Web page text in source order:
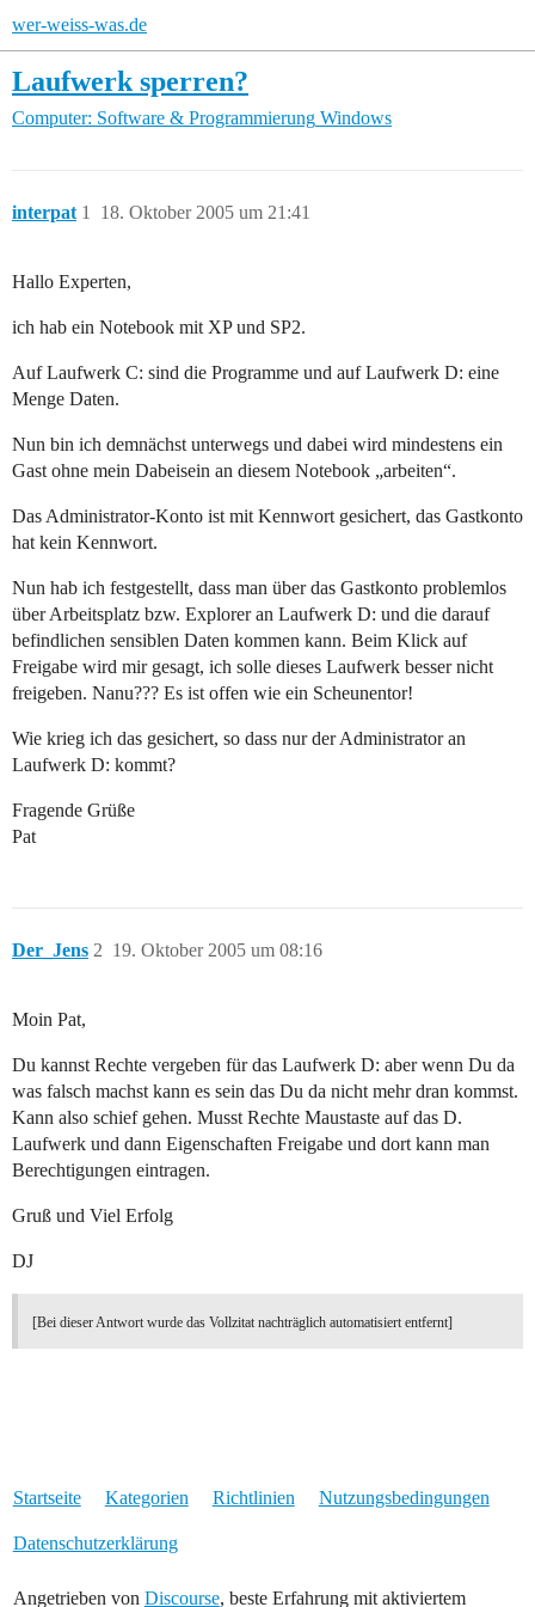
wer-weiss-was.de
Laufwerk sperren?
Computer: Software & Programmierung Windows
interpat 18. Oktober 2005 um 21:41
1
Hallo Experten,
ich hab ein Notebook mit XP und SP2.
Auf Laufwerk C: sind die Programme und auf Laufwerk D: eine
Menge Daten.
Nun bin ich demnächst unterwegs und dabei wird mindestens ein
Gast ohne mein Dabeisein an diesem Notebook „arbeiten“.
Das Administrator-Konto ist mit Kennwort gesichert, das Gastkonto
hat kein Kennwort.
Nun hab ich festgestellt, dass man über das Gastkonto problemlos
über Arbeitsplatz bzw. Explorer an Laufwerk D: und die darauf
befindlichen sensiblen Daten kommen kann. Beim Klick auf
Freigabe wird mir gesagt, ich solle dieses Laufwerk besser nicht
freigeben. Nanu??? Es ist offen wie ein Scheunentor!
Wie krieg ich das gesichert, so dass nur der Administrator an
Laufwerk D: kommt?
Fragende Grüße
Pat
Der_Jens 19. Oktober 2005 um 08:16
2
Moin Pat,
Du kannst Rechte vergeben für das Laufwerk D: aber wenn Du da
was falsch machst kann es sein das Du da nicht mehr dran kommst.
Kann also schief gehen. Musst Rechte Maustaste auf das D.
Laufwerk und dann Eigenschaften Freigabe und dort kann man
Berechtigungen eintragen.
Gruß und Viel Erfolg
DJ
[Bei dieser Antwort wurde das Vollzitat nachträglich automatisiert entfernt]
Startseite Kategorien Richtlinien Nutzungsbedingungen
Datenschutzerklärung
Angetrieben von Discourse, beste Erfahrung mit aktiviertem